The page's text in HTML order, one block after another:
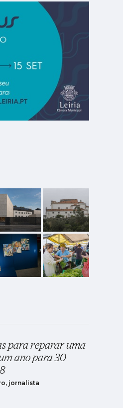
para reparar uma
ano para 30
jornalista